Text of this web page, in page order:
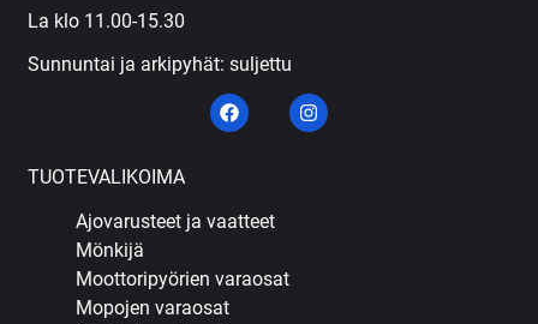
La klo 11.00-15.30
Sunnuntai ja arkipyhät: suljettu
TUOTEVALIKOIMA
Ajovarusteet ja vaatteet
Mönkijä
Moottoripyörien varaosat
Mopojen varaosat